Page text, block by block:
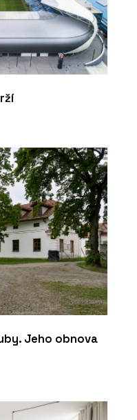
Jeho obnova